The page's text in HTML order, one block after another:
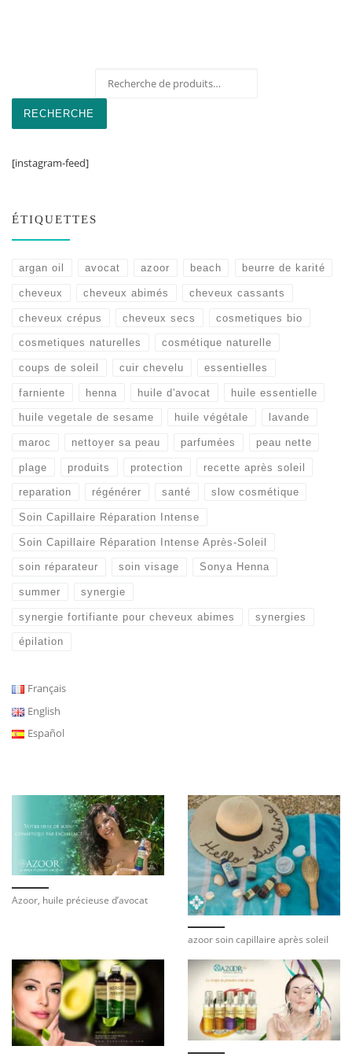
RECHERCHE
[instagram-feed]
ÉTIQUETTES
argan oil avocat azoor beach beurre de karité
cheveux cheveux abimés cheveux cassants
cheveux crépus cheveux secs cosmetiques bio
cosmetiques naturelles cosmétique naturelle
coups de soleil cuir chevelu essentielles
farniente henna huile d'avocat huile essentielle
huile vegetale de sesame huile végétale lavande
maroc nettoyer sa peau parfumées peau nette
plage produits protection recette après soleil
reparation régénérer santé slow cosmétique
Soin Capillaire Réparation Intense
Soin Capillaire Réparation Intense Après-Soleil
soin réparateur soin visage Sonya Henna
summer synergie
synergie fortifiante pour cheveux abimes synergies
épilation
Français
English
Español
Azoor, huile précieuse d’avocat
azoor soin capillaire après soleil